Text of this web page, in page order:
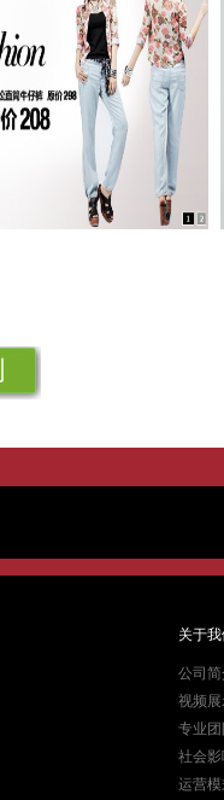
关于
公司
视频
专业
社会
运营